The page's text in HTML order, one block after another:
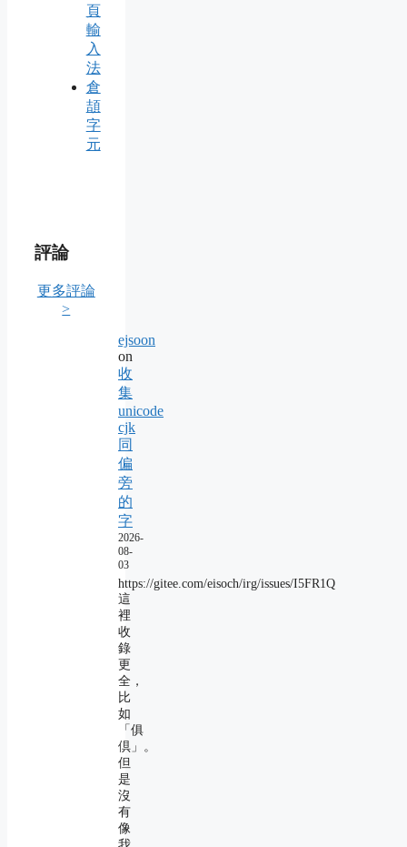
頁
輸
入
法
倉
頡
字
元
評論
更多評論
>
ejsoon
on
收
集
unicode
cjk
同
偏
旁
的
字
2026-
08-
03
https://gitee.com/eisoch/irg/issues/I5FR1Q
這
裡
收
錄
更
全，
比
如
「俱
倶」。
但
是
沒
有
像